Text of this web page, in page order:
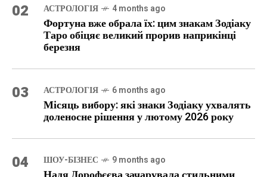
02 АСТРОЛОГІЯ 4 months ago
Фортуна вже обрала їх: цим знакам Зодіаку
Таро обіцяє великий прорив наприкінці
березня
03 АСТРОЛОГІЯ 6 months ago
Місяць вибору: які знаки Зодіаку ухвалять
доленосне рішення у лютому 2026 року
04 ШОУ-БІЗНЕС 9 months ago